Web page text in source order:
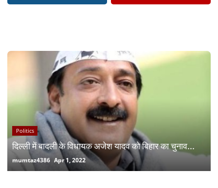
Politics
दिल्ली में बादली के विधायक अजेश यादव को बिहार का चुनाव...
mumtaz4386 Apr 1, 2022